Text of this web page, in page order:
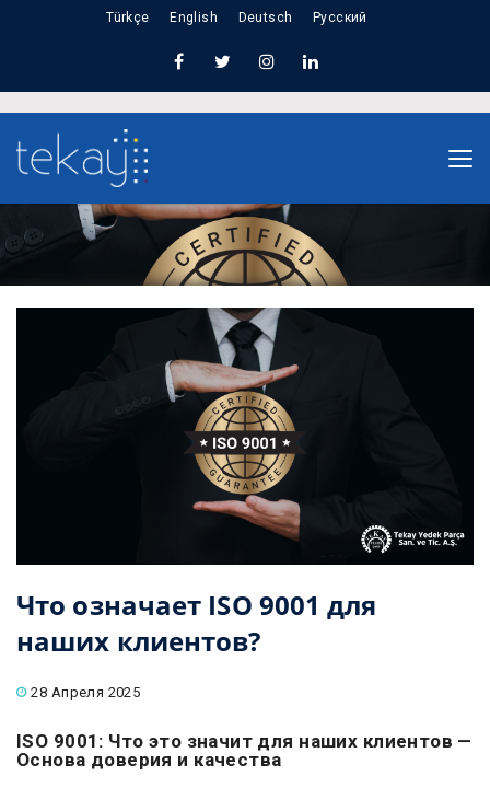
Türkçe English Deutsch Русский
Что означает ISO 9001 для наших
Что означает ISO 9001 для
наших клиентов?
28 Апреля 2025
ISO 9001: Что это значит для наших клиентов —
Основа доверия и качества